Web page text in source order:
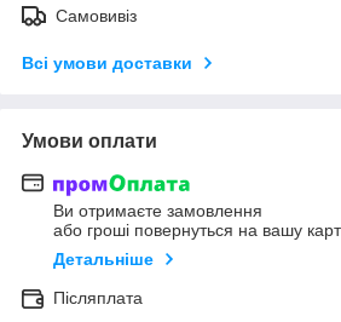
Самовивіз
Всі умови доставки
Умови оплати
Ви отримаєте замовлення
або гроші повернуться на вашу
Детальніше
Післяплата